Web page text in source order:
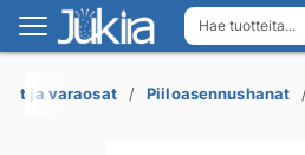
Hae tuotteita...
Siirry
navigointiin
Siirry
sisältöön
ja varaosat Piiloasennushanat